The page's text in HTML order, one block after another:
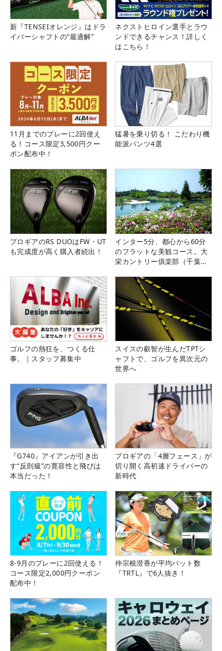
新『TENSEIオレンジ』はドラ
イバーシャフトの“最適解”
ネクストヒロイン選手とラウ
ンドできるチャンス！詳しく
はこちら！
11月までのプレーに2回使え
る！コース限定3,500円クー
ポン配布中！
猛暑を乗り切る！ こだわり機
能派パンツ4選
プロギアのRS DUOはFW・UT
も完成度が高く購入者続出！
インター5分、都心から60分
のフラットな美観コース。大
栄カントリー俱楽部（千葉
ゴルフの熱狂を、つくる仕
事。｜スタッフ募集中
スイスの叡智が生んだTPTシ
ャフトで、ゴルフを異次元の
世界へ
『G740』アイアンが引き出
す“反則級”の寛容性と飛びは
本当だった！
プロギアの「4層フェース」が
切り開く高初速ドライバーの
新時代
8-9月のプレーに2回使える！
コース限定2,000円クーポン
配布中！
仲宗根澄香が平均パット数
『TRTL』で6人抜き！